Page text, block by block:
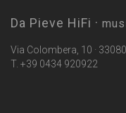
Da Pieve HiFi ·
Via Colombera, 10 ·
T. +39 0434 920922